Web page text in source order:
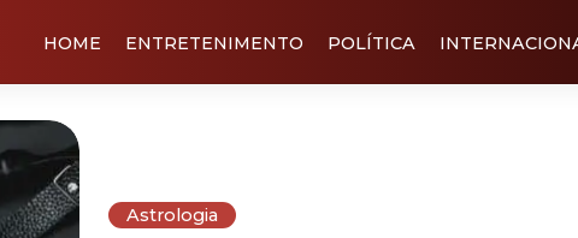
HOME ENTRETENIMENTO POLÍTICA
Astrologia